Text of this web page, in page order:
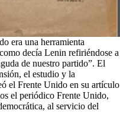
era una herramienta
decía Lenin refiriéndose a
de nuestro partido”. El
el estudio y la
el Frente Unido en su artículo
el periódico Frente Unido,
al servicio del